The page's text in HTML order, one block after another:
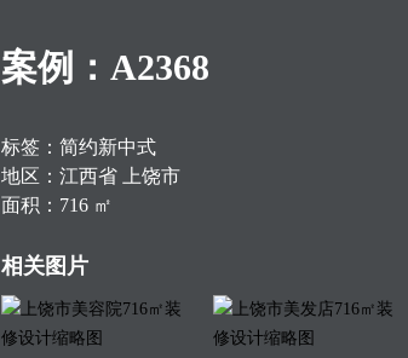
案例：A2368
标签：简约新中式
地区：江西省 上饶市
面积：716 ㎡
相关图片